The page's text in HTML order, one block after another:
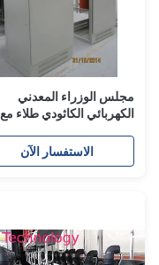
مجلس الوزراء المعدني
الكهربائي الكاثودي طلاء مع
الاستفسار الآن